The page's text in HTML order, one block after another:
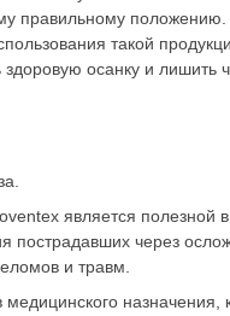
правильному положению.
такой
осанку и лишить
является полезной
пострадавших через
и травм.
медицинского назначения,